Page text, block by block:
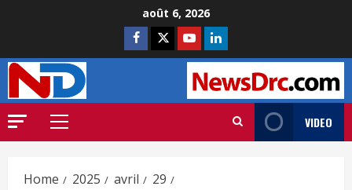
août 6, 2026
VIDEO
Home 2025 avril
29